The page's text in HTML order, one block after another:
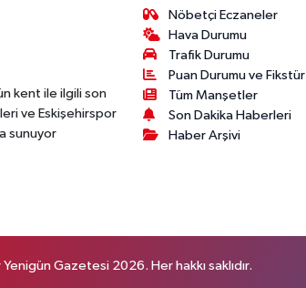
kent ile ilgili son
ve Eskişehirspor
sunuyor
Nöbetçi Eczaneler
Hava Durumu
Trafik Durumu
Puan Durumu ve Fikstür
Tüm Manşetler
Son Dakika Haberleri
Haber Arşivi
Gazetesi 2026. Her hakkı saklıdır.